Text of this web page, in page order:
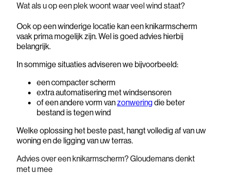
Wat als u op een plek woont waar veel wind staat?
Ook op een winderige locatie kan een knikarmscherm
vaak prima mogelijk zijn. Wel is goed advies hierbij
belangrijk.
In sommige situaties adviseren we bijvoorbeeld:
een compacter scherm
extra automatisering met windsensoren
of een andere vorm vanzonwering die beter
bestand is tegen wind
Welke oplossing het beste past, hangt volledig af van uw
woning en de ligging van uw terras.
Advies over een knikarmscherm? Gloudemans denkt
met u mee